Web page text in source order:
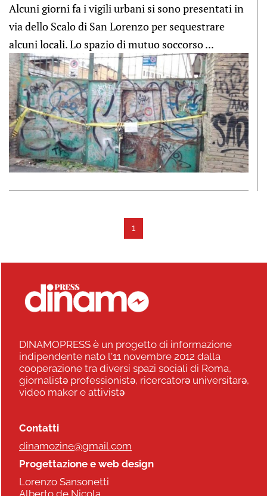
Alcuni giorni fa i vigili urbani si sono presentati in
via dello Scalo di San Lorenzo per sequestrare
alcuni locali. Lo spazio di mutuo soccorso ...
1
DINAMOPRESS è un progetto di informazione
indipendente nato l'11 novembre 2012 dalla
cooperazione tra diversi spazi sociali di Roma,
giornalistə professionistə, ricercatorə universitarə,
video maker e attivistə
Contatti
dinamozine@gmail.com
Progettazione e web design
Lorenzo Sansonetti
Alberto de Nicola